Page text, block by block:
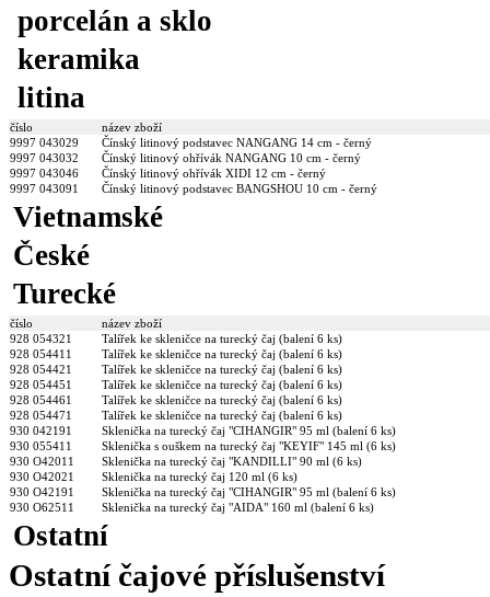
porcelán a sklo
keramika
litina
číslo
název zboží
9997 043029
Čínský litinový podstavec NANGANG 14 cm - černý
9997 043032
Čínský litinový ohřívák NANGANG 10 cm - černý
9997 043046
Čínský litinový ohřívák XIDI 12 cm - černý
9997 043091
Čínský litinový podstavec BANGSHOU 10 cm - černý
Vietnamské
České
Turecké
číslo
název zboží
928 054321
Talířek ke skleničce na turecký čaj (balení 6 ks)
928 054411
Talířek ke skleničce na turecký čaj (balení 6 ks)
928 054421
Talířek ke skleničce na turecký čaj (balení 6 ks)
928 054451
Talířek ke skleničce na turecký čaj (balení 6 ks)
928 054461
Talířek ke skleničce na turecký čaj (balení 6 ks)
928 054471
Talířek ke skleničce na turecký čaj (balení 6 ks)
930 042191
Sklenička na turecký čaj "CIHANGIR" 95 ml (balení 6 ks)
930 055411
Sklenička s ouškem na turecký čaj "KEYIF" 145 ml (6 ks)
930 O42011
Sklenička na turecký čaj "KANDILLI" 90 ml (6 ks)
930 O42021
Sklenička na turecký čaj 120 ml (6 ks)
930 O42191
Sklenička na turecký čaj "CIHANGIR" 95 ml (balení 6 ks)
930 O62511
Sklenička na turecký čaj "AIDA" 160 ml (balení 6 ks)
Ostatní
Ostatní čajové příslušenství